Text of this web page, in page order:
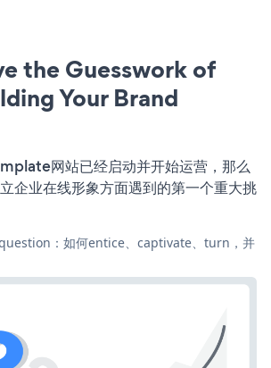
the Guesswork of
Your Brand
网站已经启动并开始运营，那么
企业在线形象方面遇到的第一个重大挑
：如何entice、captivate、turn，并